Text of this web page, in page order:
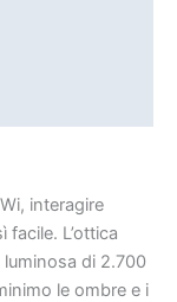
interagire
L’ottica
di 2.700
le ombre e i